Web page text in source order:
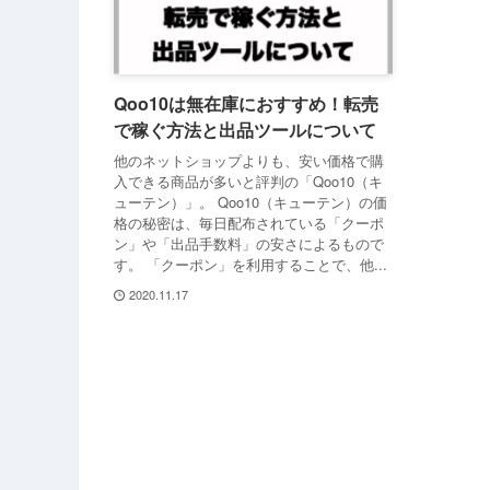
Qoo10は無在庫におすすめ！転売
で稼ぐ方法と出品ツールについて
他のネットショップよりも、安い価格で購
入できる商品が多いと評判の「Qoo10（キ
ューテン）」。 Qoo10（キューテン）の価
格の秘密は、毎日配布されている「クーポ
ン」や「出品手数料」の安さによるもので
す。 「クーポン」を利用することで、他...
2020.11.17